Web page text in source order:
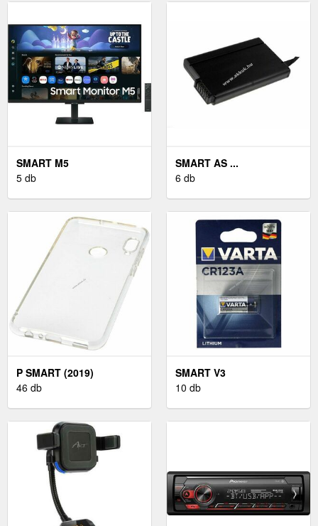
SMART M5
5 db
SMART AS ...
6 db
P SMART (2019)
46 db
SMART V3
10 db